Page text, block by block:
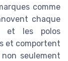
comme
chaque
et les polos
et comportent
seulement